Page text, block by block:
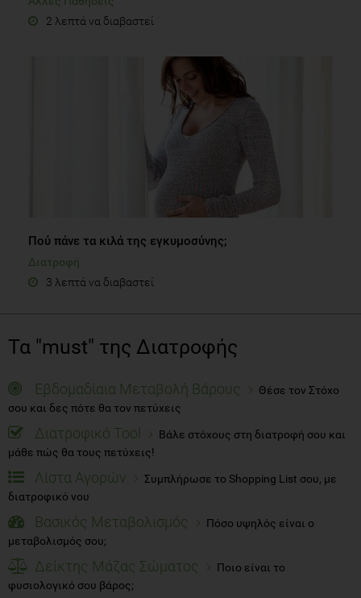
2 λεπτά να διαβαστεί
Πού πάνε τα κιλά της εγκυμοσύνης;
Διατροφή
3 λεπτά να διαβαστεί
Τα "must" της Διατροφής
Εβδομαδίαια Μεταβολή Βάρους
Θέσε τον Στόχο
σου και δες πότε θα τον πετύχεις
Διατροφικό Tool
Βάλε στόχους στη διατροφή σου και
μάθε πώς θα τους πετύχεις!
Λίστα Αγορών
Συμπλήρωσε το Shopping List σου, με
διατροφικό νου
Βασικός Μεταβολισμός
Πόσο υψηλός είναι ο
μεταβολισμός σου;
Δείκτης Μάζας Σώματος
Ποιο είναι το
φυσιολογικό σου βάρος;